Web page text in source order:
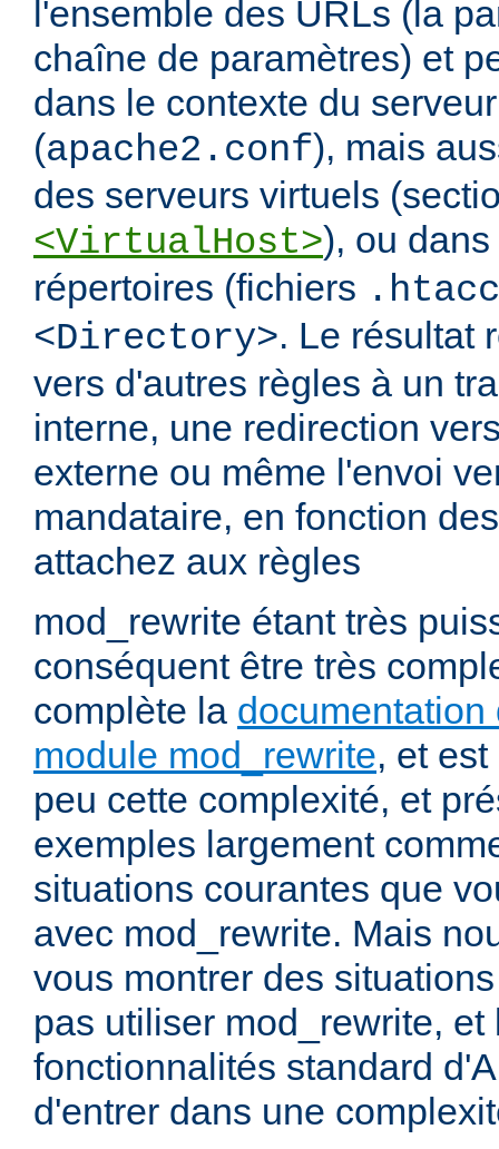
l'ensemble des URLs (la
chaîne de paramètres) et
dans le contexte du
(apache2.conf), mais
des serveurs virtuels
<VirtualHost>), ou
répertoires (fichiers
<Directory>. Le résultat
vers d'autres règles à un
interne, une redirection
externe ou même l'envoi
mandataire, en fonction
attachez aux règles
mod_rewrite étant très
conséquent être très
complète la documentation
module mod_rewrite, et
peu cette complexité, et
exemples largement
situations courantes que
avec mod_rewrite. Mais
vous montrer des
pas utiliser mod_rewrite,
fonctionnalités standard
d'entrer dans une